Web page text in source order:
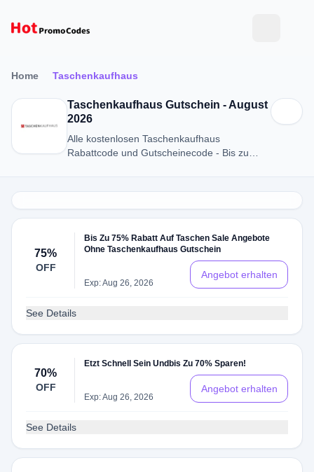
Home Taschenkaufhaus
Taschenkaufhaus Gutschein - August
2026
Alle kostenlosen Taschenkaufhaus
Rabattcode und Gutscheinecode - Bis zu
75%
OFF
Bis Zu 75% Rabatt Auf Taschen Sale Angebote
Ohne Taschenkaufhaus Gutschein
Exp: Aug 26, 2026
Angebot erhalten
See Details
70%
OFF
Etzt Schnell Sein Undbis Zu 70% Sparen!
Exp: Aug 26, 2026
Angebot erhalten
See Details